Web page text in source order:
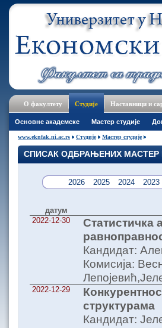
О факултету Студије Наставници и
Основне академске Мастер студије
www.eknfak.ni.ac.rs Студије Мастер студије
СПИСАК ОДБРАЊЕНИХ МАСТЕР
2026 2025 2024 2023
датум
2022-12-30
Статистичка
Кандидат:
Комисија:
2022-12-29
структурама
Кандидат: